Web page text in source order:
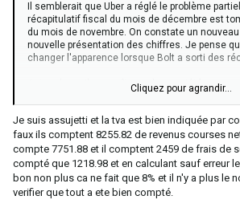
Il semblerait que Uber a réglé le problème
récapitulatif fiscal du mois de décembre est
du mois de novembre. On constate un
nouvelle présentation des chiffres. Je pense
changer l'apparence lorsque Bolt a sorti des
Autre chose il apparaît que des sociétés
récapitulatif mentionnant une TVA à zéro,
la TVA doit bien apparaître et si vous êtes en
TVA forcément dans votre équipe la TVA doit
screen exemple de ces deux situations
Cliquez pour agrandir...
Je suis assujetti et la tva est bien indiquée par
faux ils comptent 8255.82 de revenus courses
compte 7751.88 et il comptent 2459 de frais de
compté que 1218.98 et en calculant sauf erreur
bon non plus ca ne fait que 8% et il n'y a plus le
verifier que tout a ete bien compté.